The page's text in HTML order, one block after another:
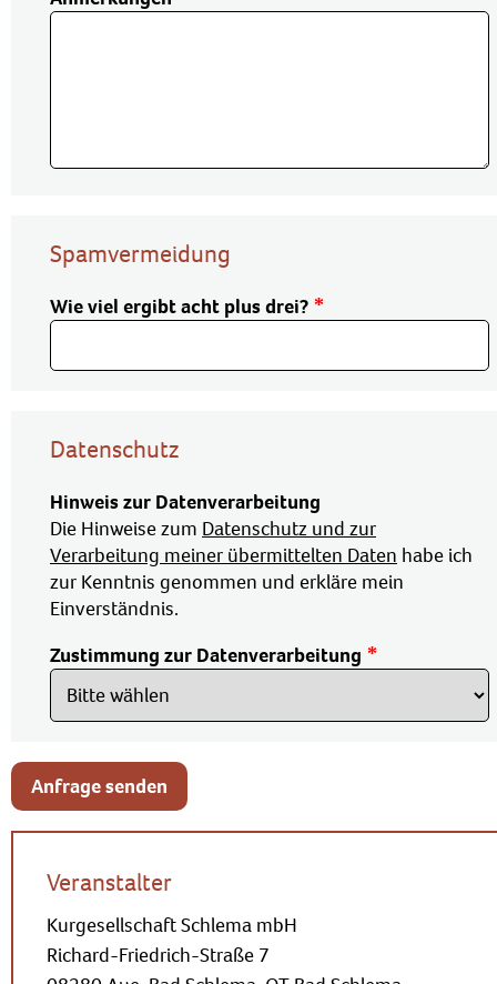
Spamvermeidung
Wie viel ergibt acht plus drei?
Datenschutz
Hinweis zur Datenverarbeitung
Die Hinweise zum Datenschutz und zur
Verarbeitung meiner übermittelten Daten habe ich
zur Kenntnis genommen und erkläre mein
Einverständnis.
Zustimmung zur Datenverarbeitung
Anfrage senden
Veranstalter
Kurgesellschaft Schlema mbH
Richard-Friedrich-Straße 7